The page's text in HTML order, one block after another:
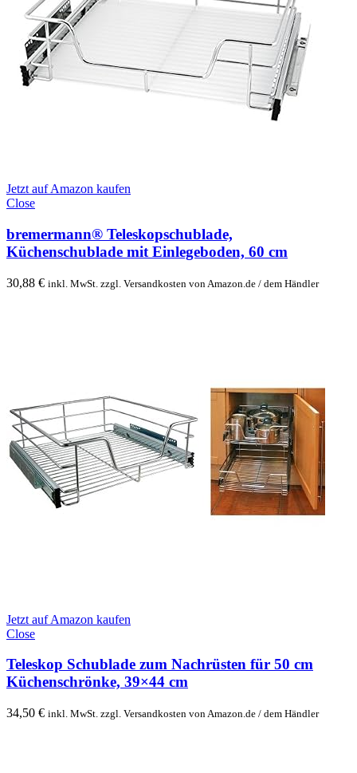
Jetzt auf Amazon kaufen
Close
bremermann® Teleskopschublade,
Küchenschublade mit Einlegeboden, 60 cm
30,88 € inkl. MwSt. zzgl. Versandkosten von Amazon.de / dem Händler
Jetzt auf Amazon kaufen
Close
Teleskop Schublade zum Nachrüsten für 50 cm
Küchenschrönke, 39×44 cm
34,50 € inkl. MwSt. zzgl. Versandkosten von Amazon.de / dem Händler